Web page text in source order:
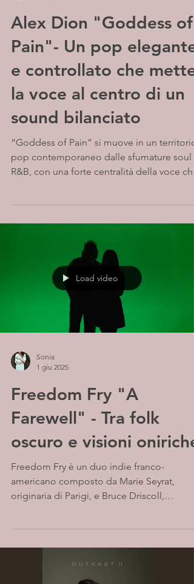
Alex Dion "Goddess of
Pain"- Un pop elegante
e controllato che mette
la voce al centro di un
sound bilanciato
“Goddess of Pain” si muove in un territorio
pop contemporaneo dalle sfumature soul e
R&B, con una forte centralità della voce che
continuità. I dettagli emergono
gradualmente, sostenendo un andamento
costante e ben calibrato che lascia spazio
all’espressività vocale senza forzare mai la
direzione sonora complessiva.
Load video
Sonia
1 giu 2025
Freedom Fry "A
Farewell" - Tra folk
oscuro e visioni oniriche
Freedom Fry è un duo indie franco-
americano composto da Marie Seyrat,
originaria di Parigi, e Bruce Driscoll,